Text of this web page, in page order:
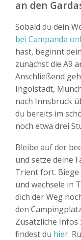
an den
Sobald du dein
bei Campanda
hast, beginnt
zunächst die A9
Anschließend
Ingolstadt,
nach Innsbruck
du bereits im
noch etwa drei
Bleibe auf der
und setze deine
Trient fort.
und wechsele in
dich der Weg
den Campingplatz
Zusätzliche
findest du hier.